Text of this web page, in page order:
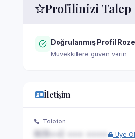
Profilinizi Talep
Doğrulanmış Profil
Müvekkillere güven verin
İletişim
Telefon
Üye